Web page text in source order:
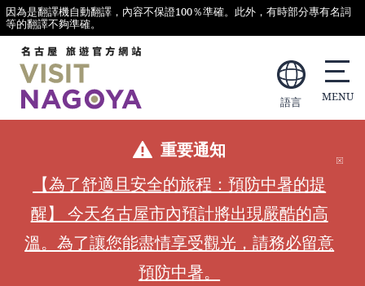
因為是翻譯機自動翻譯，內容不保證100％準確。此外，有時部分專有名詞
等的翻譯不夠準確。
語言
重要通知
【為了舒適且安全的旅程：預防中暑的提
醒】 今天名古屋市內預計將出現嚴酷的高
溫。為了讓您能盡情享受觀光，請務必留意
預防中暑。